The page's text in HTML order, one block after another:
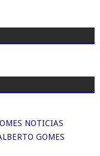
NOTICIAS
GOMES